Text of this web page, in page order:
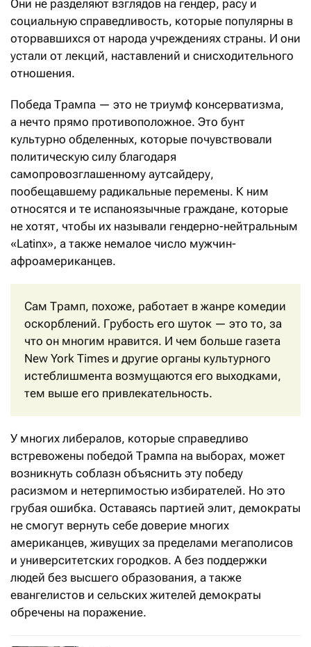
Они не разделяют взглядов на гендер, расу и
социальную справедливость, которые популярны в
оторвавшихся от народа учреждениях страны. И они
устали от лекций, наставлений и снисходительного
отношения.
Победа Трампа — это не триумф консерватизма,
а нечто прямо противоположное. Это бунт
культурно обделенных, которые почувствовали
политическую силу благодаря
самопровозглашенному аутсайдеру,
пообещавшему радикальные перемены. К ним
относятся и те испаноязычные граждане, которые
не хотят, чтобы их называли гендерно-нейтральным
«Latinx», а также немалое число мужчин-
афроамериканцев.
Сам Трамп, похоже, работает в жанре комедии
оскорблений. Грубость его шуток — это то, за
что он многим нравится. И чем больше газета
New York Times и другие органы культурного
истеблишмента возмущаются его выходками,
тем выше его привлекательность.
У многих либералов, которые справедливо
встревожены победой Трампа на выборах, может
возникнуть соблазн объяснить эту победу
расизмом и нетерпимостью избирателей. Но это
грубая ошибка. Оставаясь партией элит, демократы
не смогут вернуть себе доверие многих
американцев, живущих за пределами мегаполисов
и университетских городков. А без поддержки
людей без высшего образования, а также
евангелистов и сельских жителей демократы
обречены на поражение.